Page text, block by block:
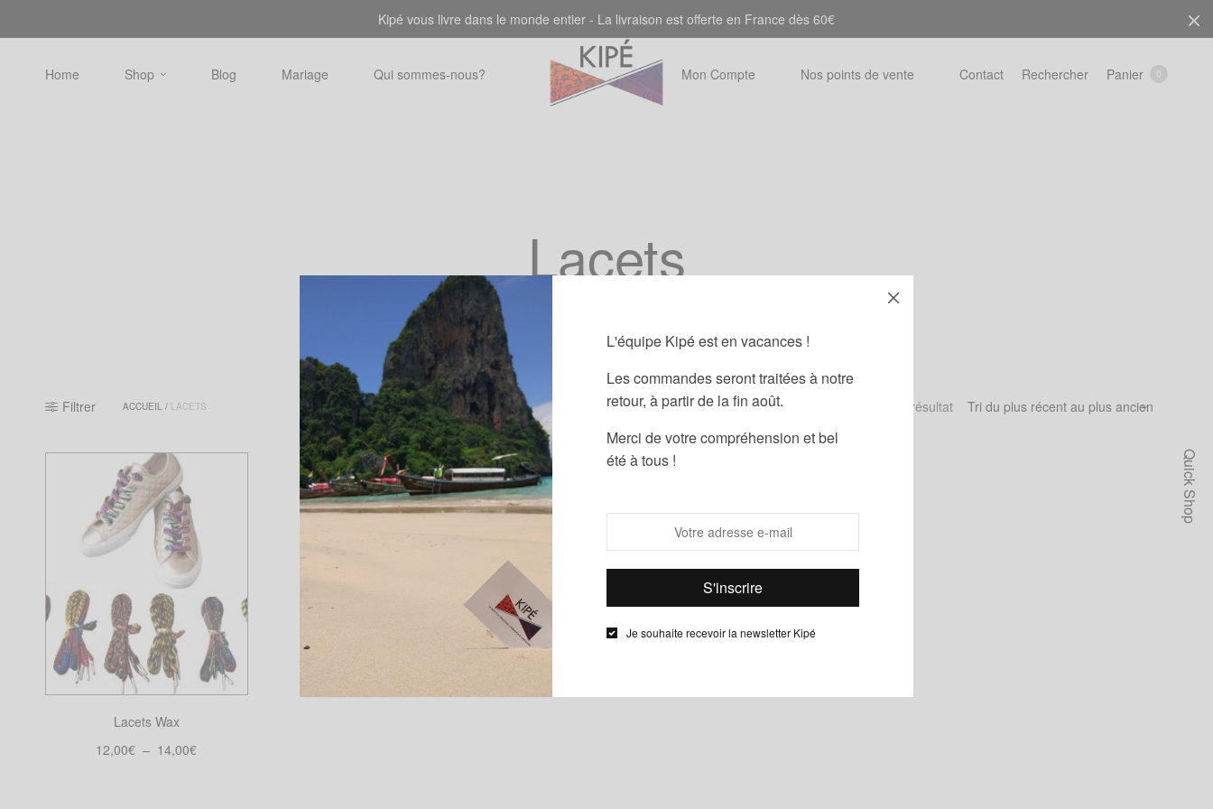
L'équipe Kipé est en vacances !
Les commandes seront traitées à notre
retour, à partir de la fin août.
Merci de votre compréhension et bel
été à tous !
Je souhaite recevoir la newsletter Kipé
Kipé vous livre dans le monde entier - La livraison est offerte en France dès 60€
Home Shop Blog Mariage Qui sommes-nous? Mon Compte Nos points de vente Contact Rechercher Panier
Lacets
Filtrer ACCUEIL / LACETS Voici le seul résultat
Lacets Wax
12,00€ – 14,00€
Quick Shop